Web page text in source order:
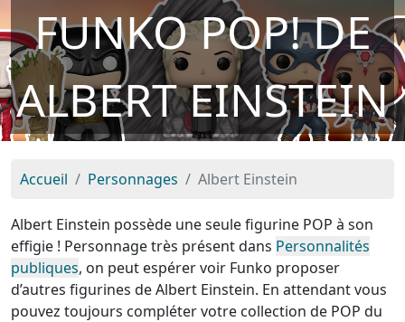
FUNKO POP! DE
ALBERT EINSTEIN
Accueil Personnages Albert Einstein
Albert Einstein possède une seule figurine POP à son
effigie ! Personnage très présent dans Personnalités
publiques, on peut espérer voir Funko proposer
d’autres figurines de Albert Einstein. En attendant vous
pouvez toujours compléter votre collection de POP du